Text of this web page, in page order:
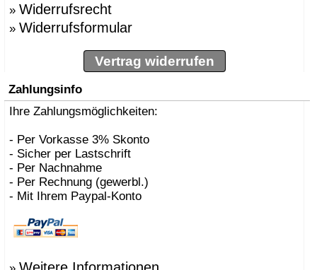
» Widerrufsrecht
» Widerrufsformular
Vertrag widerrufen
Zahlungsinfo
Ihre Zahlungsmöglichkeiten:
- Per Vorkasse 3% Skonto
- Sicher per Lastschrift
- Per Nachnahme
- Per Rechnung (gewerbl.)
- Mit Ihrem Paypal-Konto
Weitere Informationen